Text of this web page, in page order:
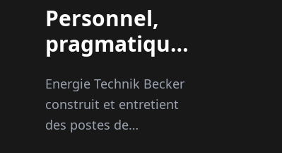
Personnel,
pragmatique
partenaires
pour la
Energie Technik Becker
construit et entretient
des postes de